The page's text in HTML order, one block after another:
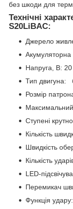
без шкоди для
Технічні
S20LiBAC:
Джерело
Напруга, В: 20
Тип двигуна:
Розмір
Ступені
Кількість
Швидкість
Кількість
LED-
Перемикач
Функція